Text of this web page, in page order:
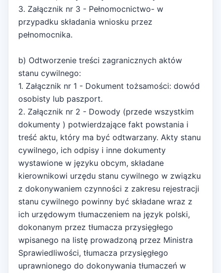
3. Załącznik nr 3 - Pełnomocnictwo- w
przypadku składania wniosku przez
pełnomocnika.
b) Odtworzenie treści zagranicznych aktów
stanu cywilnego:
1. Załącznik nr 1 - Dokument tożsamości: dowód
osobisty lub paszport.
2. Załącznik nr 2 - Dowody (przede wszystkim
dokumenty ) potwierdzające fakt powstania i
treść aktu, który ma być odtwarzany. Akty stanu
cywilnego, ich odpisy i inne dokumenty
wystawione w języku obcym, składane
kierownikowi urzędu stanu cywilnego w związku
z dokonywaniem czynności z zakresu rejestracji
stanu cywilnego powinny być składane wraz z
ich urzędowym tłumaczeniem na język polski,
dokonanym przez tłumacza przysięgłego
wpisanego na listę prowadzoną przez Ministra
Sprawiedliwości, tłumacza przysięgłego
uprawnionego do dokonywania tłumaczeń w